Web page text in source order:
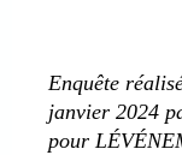
Enquête
janvier 2024
pour